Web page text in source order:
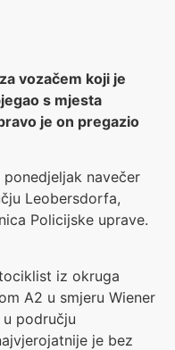
vozačem koji je
s mjesta
je on pregazio
navečer
Leobersdorfa,
Policijske uprave.
iz okruga
A2 u smjeru Wiener
području
je bez